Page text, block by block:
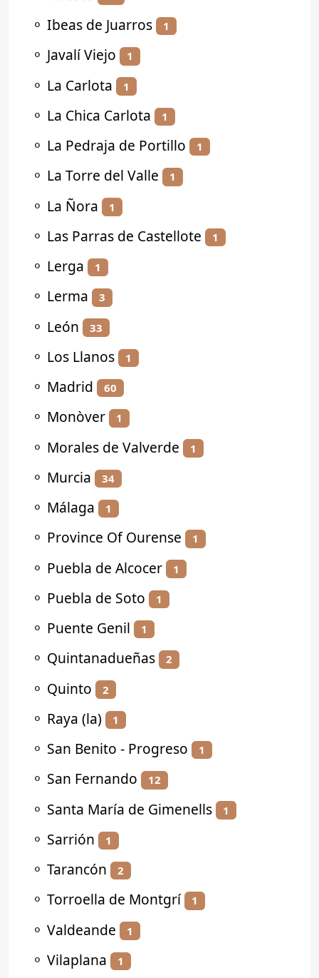
⚬ Ibeas de Juarros 1
⚬ Javalí Viejo 1
⚬ La Carlota 1
⚬ La Chica Carlota 1
⚬ La Pedraja de Portillo 1
⚬ La Torre del Valle 1
⚬ La Ñora 1
⚬ Las Parras de Castellote 1
⚬ Lerga 1
⚬ Lerma 3
⚬ León 33
⚬ Los Llanos 1
⚬ Madrid 60
⚬ Monòver 1
⚬ Morales de Valverde 1
⚬ Murcia 34
⚬ Málaga 1
⚬ Province Of Ourense 1
⚬ Puebla de Alcocer 1
⚬ Puebla de Soto 1
⚬ Puente Genil 1
⚬ Quintanadueñas 2
⚬ Quinto 2
⚬ Raya (la) 1
⚬ San Benito - Progreso 1
⚬ San Fernando 12
⚬ Santa María de Gimenells 1
⚬ Sarrión 1
⚬ Tarancón 2
⚬ Torroella de Montgrí 1
⚬ Valdeande 1
⚬ Vilaplana 1